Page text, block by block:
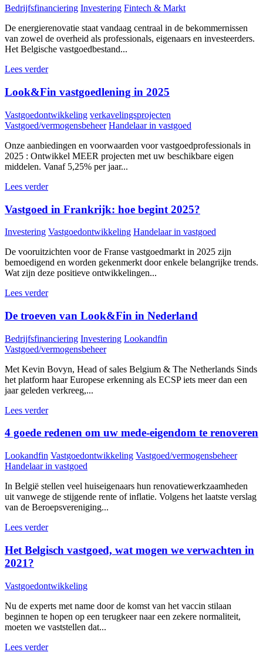
Bedrijfsfinanciering Investering Fintech & Markt
De energierenovatie staat vandaag centraal in de bekommernissen
van zowel de overheid als professionals, eigenaars en investeerders.
Het Belgische vastgoedbestand...
Lees verder
Look&Fin vastgoedlening in 2025
Vastgoedontwikkeling verkavelingsprojecten
Vastgoed/vermogensbeheer Handelaar in vastgoed
Onze aanbiedingen en voorwaarden voor vastgoedprofessionals in
2025 : Ontwikkel MEER projecten met uw beschikbare eigen
middelen. Vanaf 5,25% per jaar...
Lees verder
Vastgoed in Frankrijk: hoe begint 2025?
Investering Vastgoedontwikkeling Handelaar in vastgoed
De vooruitzichten voor de Franse vastgoedmarkt in 2025 zijn
bemoedigend en worden gekenmerkt door enkele belangrijke trends.
Wat zijn deze positieve ontwikkelingen...
Lees verder
De troeven van Look&Fin in Nederland
Bedrijfsfinanciering Investering Lookandfin
Vastgoed/vermogensbeheer
Met Kevin Bovyn, Head of sales Belgium & The Netherlands Sinds
het platform haar Europese erkenning als ECSP iets meer dan een
jaar geleden verkreeg,...
Lees verder
4 goede redenen om uw mede-eigendom te renoveren
Lookandfin Vastgoedontwikkeling Vastgoed/vermogensbeheer
Handelaar in vastgoed
In België stellen veel huiseigenaars hun renovatiewerkzaamheden
uit vanwege de stijgende rente of inflatie. Volgens het laatste verslag
van de Beroepsvereniging...
Lees verder
Het Belgisch vastgoed, wat mogen we verwachten in
2021?
Vastgoedontwikkeling
Nu de experts met name door de komst van het vaccin stilaan
beginnen te hopen op een terugkeer naar een zekere normaliteit,
moeten we vaststellen dat...
Lees verder